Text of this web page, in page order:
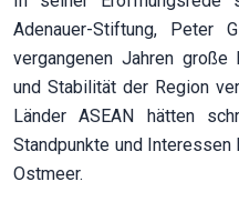
Adenauer-Stiftung, Peter
vergangenen Jahren große
und Stabilität der Region
Länder ASEAN hätten
Standpunkte und
Ostmeer.